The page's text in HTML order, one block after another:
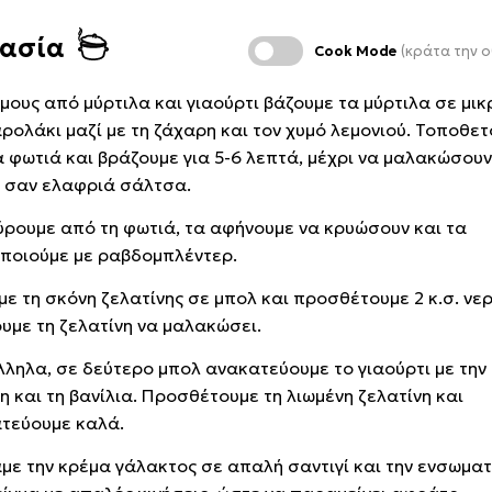
Cook Mode (κράτα την
μους από μύρτιλα και γιαούρτι βάζουμε τα μύρτιλα σε
μαζί με τη ζάχαρη και τον χυμό λεμονιού.
φωτιά και βράζουμε για 5-6 λεπτά, μέχρι να
σαν ελαφριά σάλτσα.
από τη φωτιά, τα αφήνουμε να κρυώσουν και τα
με ραβδομπλέντερ.
τη σκόνη ζελατίνης σε μπολ και προσθέτουμε 2 κ.σ.
τη ζελατίνη να μαλακώσει.
σε δεύτερο μπολ ανακατεύουμε το γιαούρτι με την
και τη βανίλια. Προσθέτουμε τη λιωμένη ζελατίνη και
καλά.
την κρέμα γάλακτος σε απαλή σαντιγί και την